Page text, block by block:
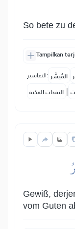
So bete zu
Tampilkan
التفاسير: المُيسَّر
النفحات المكية |
Gewiß,
vom Guten